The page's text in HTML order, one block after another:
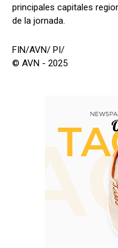
principales capitales
de la jornada.
FIN/AVN/ PI/
© AVN - 2025